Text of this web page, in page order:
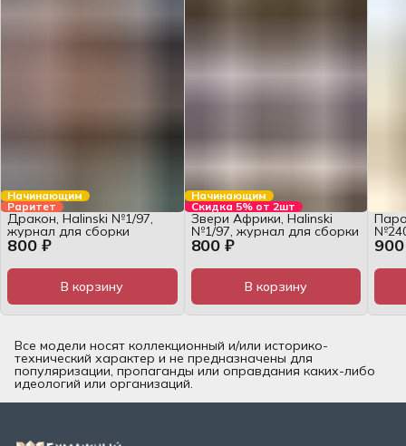
Начинающим
Раритет
800 ₽
Дракон, Halinski №1/97,
журнал для сборки
В корзину
Начинающим
Скидка 5% от 2шт
800 ₽
Звери Африки, Halinski
№1/97, журнал для сборки
В корзину
Все модели носят коллекционный и/или историко-
технический характер и не предназначены для
популяризации, пропаганды или оправдания каких-либо
идеологий или организаций.